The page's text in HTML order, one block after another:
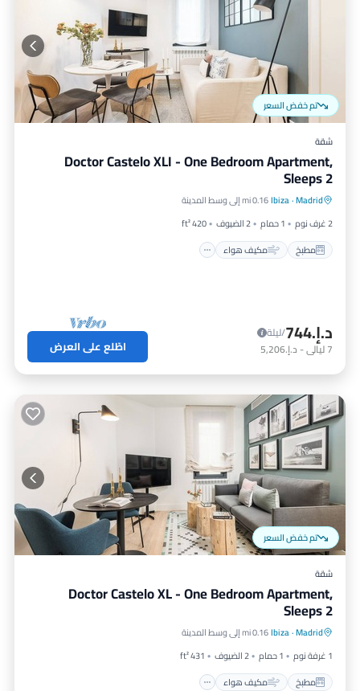
تم خفض السعر
شقة
Doctor Castelo XLI - One Bedroom Apartment,
Sleeps 2
Madrid
·
Ibiza0.16 mi إلى وسط المدينة
2 غرف نوم
1 حمام 2 الضيوف
420 ft²
مطبخ
مكيف هواء
مناسب للحيوانات الأليفة
د.إ.‏744
/ليلة
7ليالي- د.إ.‏5,206 اطّلع على العرض
تم خفض السعر
شقة
Doctor Castelo XL - One Bedroom Apartment,
Sleeps 2
Madrid
·
Ibiza0.16 mi إلى وسط المدينة
1 غرفة نوم
1 حمام 2 الضيوف
431 ft²
مطبخ
مكيف هواء
مناسب للأطفال